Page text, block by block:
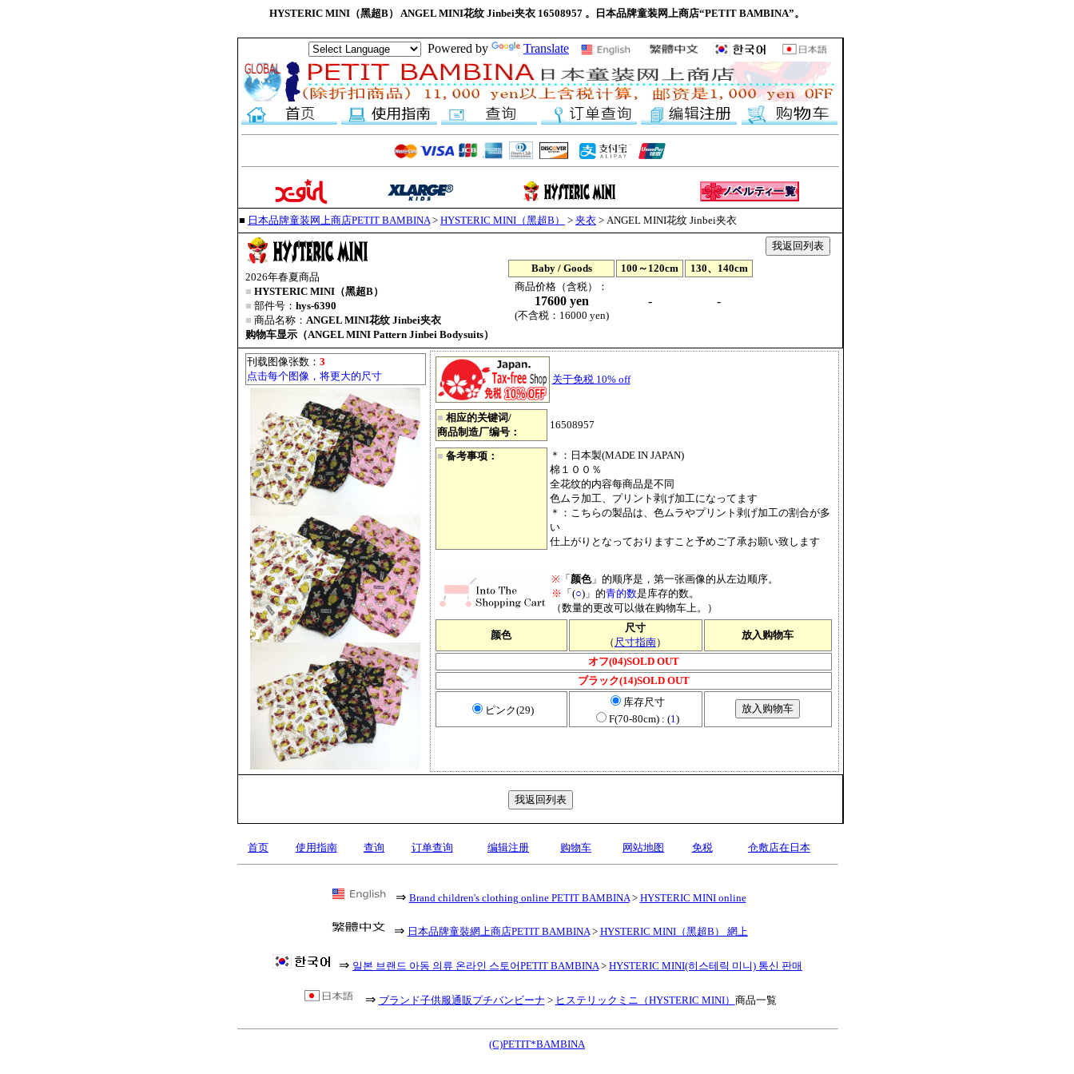
HYSTERIC MINI（黑超B） ANGEL MINI花纹 Jinbei夹衣 16508957 。日本品牌童装网上商店“PETIT BAMBINA”。
Powered by Translate
■ 日本品牌童装网上商店PETIT BAMBINA> HYSTERIC MINI（黑超B） > 夹衣 > ANGEL MINI花纹 Jinbei夹衣
Baby / Goods 100～120cm
130、140cm
商品价格（含税）：
17600 yen
(不含税：16000 yen)
- -
2026年春夏商品
■ HYSTERIC MINI（黑超B）
■ 部件号： hys-6390
■ 商品名称： ANGEL MINI花纹 Jinbei夹衣
购物车显示（ANGEL MINI Pattern Jinbei Bodysuits）
刊载图像张数： 3
点击每个图像，将更大的尺寸
关于免税 10% off
■ 相应的关键词/
商品制造厂编号：
16508957
■ 备考事项：
＊：日本製(MADE IN JAPAN)
棉１００％
全花纹的内容每商品是不同
色ムラ加工、プリント剥げ加工になってます
＊：こちらの製品は、色ムラやプリント剥げ加工の割合が多
い
仕上がりとなっておりますこと予めご了承お願い致します
※「 颜色」的顺序是，第一张画像的从左边顺序。
※ 「(○)」的青的数是库存的数。
（数量的更改可以做在购物车上。）
颜色
尺寸
（ 尺寸指南）
放入购物车
オフ(04)SOLD OUT
ブラック(14)SOLD OUT
ピンク(29)
库存尺寸
F(70-80cm) : (1)
首页 使用指南 查询 订单查询 编辑注册 购物车 网站地图 免税 仓敷店在日本
⇒ Brand children's clothing online PETIT BAMBINA> HYSTERIC MINI online
⇒ 日本品牌童裝網上商店PETIT BAMBINA> HYSTERIC MINI（黑超B） 網上
⇒ 일본 브랜드 아동 의류 온라인 스토어PETIT BAMBINA> HYSTERIC MINI(히스테릭 미니) 통신 판매
⇒ ブランド子供服通販プチバンビーナ > ヒステリックミニ（HYSTERIC MINI） 商品一覧
(C)PETIT*BAMBINA